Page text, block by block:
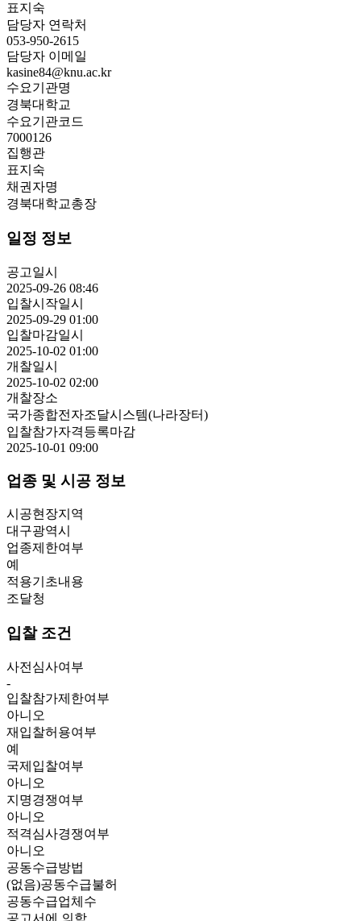
표지숙
담당자 연락처
053-950-2615
담당자 이메일
kasine84@knu.ac.kr
수요기관명
경북대학교
수요기관코드
7000126
집행관
표지숙
채권자명
경북대학교총장
일정 정보
공고일시
2025-09-26 08:46
입찰시작일시
2025-09-29 01:00
입찰마감일시
2025-10-02 01:00
개찰일시
2025-10-02 02:00
개찰장소
국가종합전자조달시스템(나라장터)
입찰참가자격등록마감
2025-10-01 09:00
업종 및 시공 정보
시공현장지역
대구광역시
업종제한여부
예
적용기초내용
조달청
입찰 조건
사전심사여부
-
입찰참가제한여부
아니오
재입찰허용여부
예
국제입찰여부
아니오
지명경쟁여부
아니오
적격심사경쟁여부
아니오
공동수급방법
(없음)공동수급불허
공동수급업체수
공고서에 의함